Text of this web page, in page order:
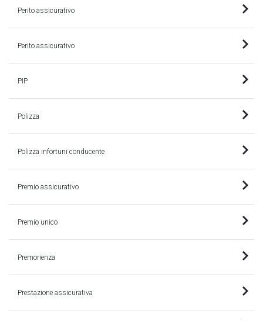
Perito assicurativo
Perito assicurativo
PIP
Polizza
Polizza infortuni conducente
Premio assicurativo
Premio unico
Premorienza
Prestazione assicurativa